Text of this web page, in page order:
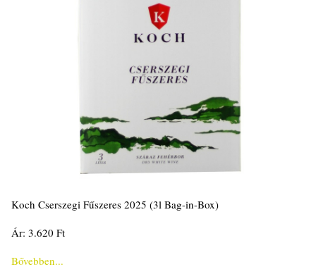
Koch Cserszegi Fűszeres 2025 (3l Bag-in-Box)
Ár: 3.620 Ft
Bővebben...